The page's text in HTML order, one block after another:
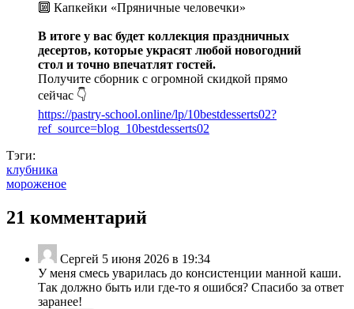
🔟 Капкейки «Пряничные человечки»
В итоге у вас будет коллекция праздничных
десертов, которые украсят любой новогодний
стол и точно впечатлят гостей.
Получите сборник с огромной скидкой прямо
сейчас 👇
https://pastry-school.online/lp/10bestdesserts02?
ref_source=blog_10bestdesserts02
Тэги:
клубника
мороженое
21 комментарий
Сергей 5 июня 2026 в 19:34
У меня смесь уварилась до консистенции манной каши.
Так должно быть или где-то я ошибся? Спасибо за ответ
заранее!